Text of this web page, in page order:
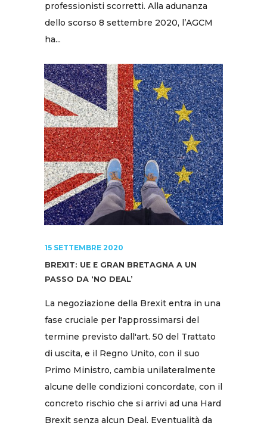
professionisti scorretti. Alla adunanza
dello scorso 8 settembre 2020, l’AGCM
ha...
15 SETTEMBRE 2020
BREXIT: UE E GRAN BRETAGNA A UN
PASSO DA ‘NO DEAL’
La negoziazione della Brexit entra in una
fase cruciale per l'approssimarsi del
termine previsto dall'art. 50 del Trattato
di uscita, e il Regno Unito, con il suo
Primo Ministro, cambia unilateralmente
alcune delle condizioni concordate, con il
concreto rischio che si arrivi ad una Hard
Brexit senza alcun Deal. Eventualità da